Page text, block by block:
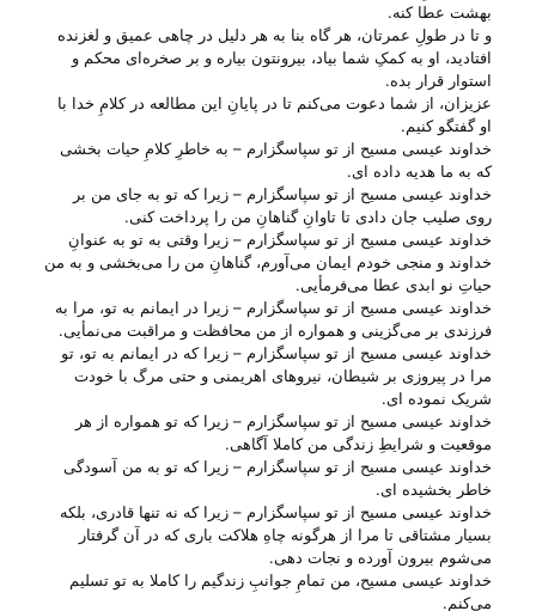
بهشت عطا کنه.
و تا در طولِ عمرتان، هر گاه بنا به هر دلیل در چاهی عمیق و لغزنده
افتادید، او به کمکِ شما بیاد، بیرونتون بیاره و بر صخره‌ای محکم و
استوار قرار بده.
عزیزان، از شما دعوت می‌‌کنم تا در پایانِ این مطالعه در کلامِ خدا با
او گفتگو کنیم.
خداوند عیسی مسیح از تو سپاسگزارم – به خاطرِ کلامِ حیات بخشی
که به ما هدیه داده ای.
خداوند عیسی مسیح از تو سپاسگزارم – زیرا که تو به جای من بر
روی صلیب جان دادی تا تاوانِ گناهانِ من را پرداخت کنی.
خداوند عیسی مسیح از تو سپاسگزارم – زیرا وقتی به تو به عنوانِ
خداوند و منجی خودم ایمان می‌‌آورم، گناهانِ من را می‌‌بخشی و به من
حیاتِ نو ابدی عطا می‌‌فرمأیی.
خداوند عیسی مسیح از تو سپاسگزارم – زیرا در ایمانم به تو، مرا به
فرزندی بر می‌‌گزینی و همواره از من محافظت و مراقبت می‌‌نمأیی.
خداوند عیسی مسیح از تو سپاسگزارم – زیرا که در ایمانم به تو، تو
مرا در پیروزی بر شیطان، نیرو‌های اهریمنی و حتی مرگ با خودت
شریک نموده ای.
خداوند عیسی مسیح از تو سپاسگزارم – زیرا که تو همواره از هر
موقعیت و شرایطِ زندگی من کاملا آگاهی.
خداوند عیسی مسیح از تو سپاسگزارم – زیرا که تو به من آسودگی
خاطر بخشیده ای.
خداوند عیسی مسیح از تو سپاسگزارم – زیرا که نه تنها قادری، بلکه
بسیار مشتاقی تا مرا از هرگونه چاهِ هلاکت باری که در آن گرفتار
می‌‌شوم بیرون آورده و نجات دهی.
خداوند عیسی مسیح، من تمامِ جوانبِ زندگیم را کاملا به تو تسلیم
می‌‌کنم.